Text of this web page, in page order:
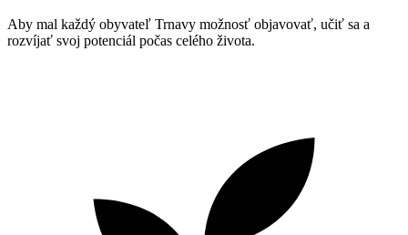
Aby mal každý obyvateľ Trnavy možnosť objavovať, učiť sa a
rozvíjať svoj potenciál počas celého života.